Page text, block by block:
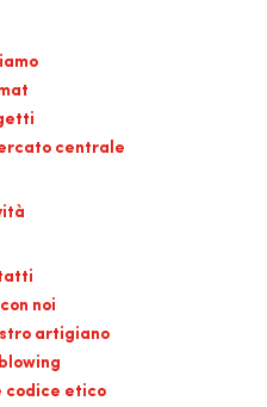
centrale
noi
artigiano
codice etico